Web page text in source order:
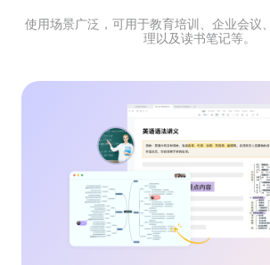
使用场景广泛，可用于教育培训、企业会议
理以及读书笔记等。